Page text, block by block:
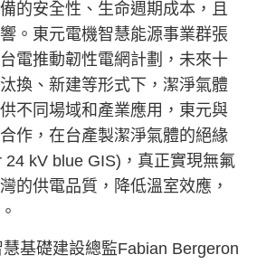
的安全性、生命週期成本，且
。東元電機智慧能源事業群張
電推動韌性電網計劃，未來十
換、新建等形式下，潔淨氣體
不同場域和產業應用，東元與
作，在台產製潔淨氣體的絕緣
24 kV blue GIS) ，真正實現無氟
的供電品質，降低溫室效應，
基礎建設總監Fabian Bergeron